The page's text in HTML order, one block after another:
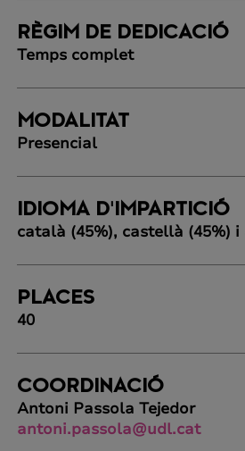
RÈGIM DE DEDICACIÓ
Temps complet
MODALITAT
Presencial
IDIOMA D'IMPARTICIÓ
català (45%), castellà (45%) i
PLACES
40
COORDINACIÓ
Antoni Passola Tejedor
antoni.passola@udl.cat